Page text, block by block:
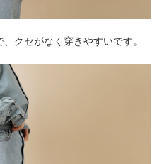
クセがなく穿きやすいです。